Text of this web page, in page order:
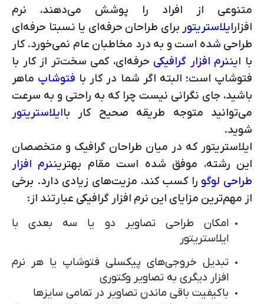
متنوعی از افراد را پوشش می‌دهند، نرم
افزارایلاستریتور برای طراحان حرفه‌ای یا نسبتا حرفه‌ای
طراحی شده است و به درد مخاطبان عام نمی‌خورد. کار
با ایننرم افزار گرافیکی حرفه‌ای، کمی سخت‌تر از کار با
فتوشاپ است؛ البته اگر شما در کار با فتوشاپ ماهر
باشید، جای نگرانی نیست چرا که به راحتی و به سرعت
می‌توانید متوجه طریقه صحیح کار باایلاستریتور
شوید.
ایلاستریتور که در میان طراحان گرافیک و متخصصان
این رشته، موفق شده است مقام بهتریننرم افزار
طراحی لوگو را کسب کند، مزیت‌های زیادی دارد. برخی
از مهم‌ترین مزایای این نرم افزار گرافیکی عبارتند از:
امکان طراحی تصاویر دو یا سه بعدی با
ایلاستریتور
تبدیل خروجی‌های پیکسلی فتوشاپ یا هر نرم
افزار دیگری به تصاویر وکتوری
باکیفیت باقی ماندن تصاویر در تمامی سایزها